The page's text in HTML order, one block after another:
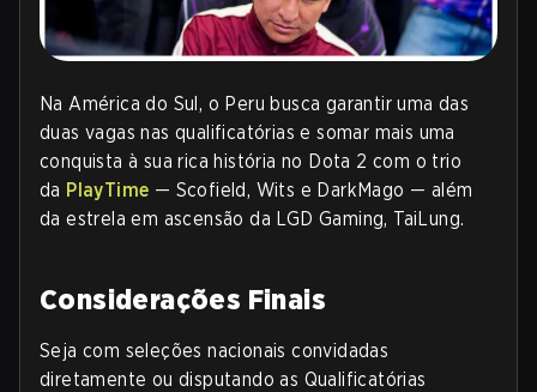
Na América do Sul, o Peru busca garantir uma das
duas vagas nas qualificatórias e somar mais uma
conquista à sua rica história no Dota 2 com o trio
da PlayTime — Scofield, Wits e DarkMago — além
da estrela em ascensão da LGD Gaming, TaiLung.
Considerações Finais
Seja com seleções nacionais convidadas
diretamente ou disputando as Qualificatórias